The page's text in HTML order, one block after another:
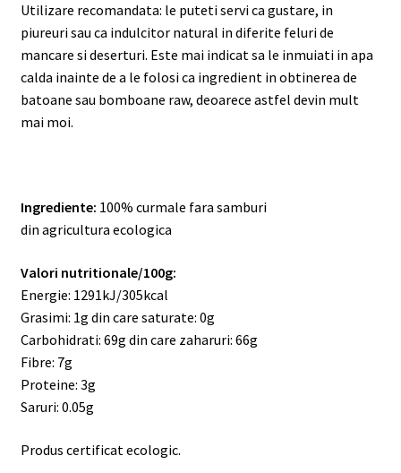
Utilizare recomandata: le puteti servi ca gustare, in
piureuri sau ca indulcitor natural in diferite feluri de
mancare si deserturi. Este mai indicat sa le inmuiati in apa
calda inainte de a le folosi ca ingredient in obtinerea de
batoane sau bomboane raw, deoarece astfel devin mult
mai moi.
Ingrediente: 100% curmale fara samburi
din agricultura ecologica
Valori nutritionale/100g:
Energie: 1291kJ/305kcal
Grasimi: 1g din care saturate: 0g
Carbohidrati: 69g din care zaharuri: 66g
Fibre: 7g
Proteine: 3g
Saruri: 0.05g
Produs certificat ecologic.